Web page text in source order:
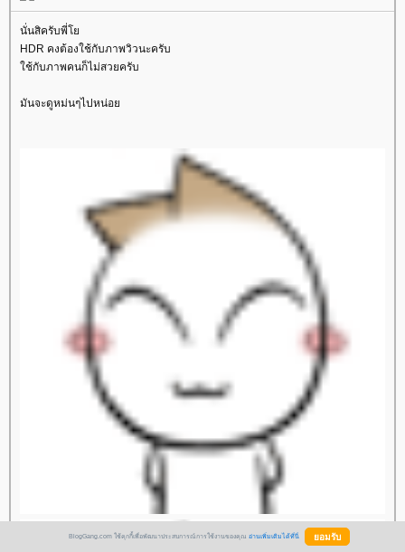
นั่นสิครับพี่
HDR คงต้องใช้กับภาพวิวนะครับ
ช้กับภาพคนก็ไม่สวยครับ
มันจะดูหม่นๆไปหน่อ
BlogGang.com ใช้คุกกี้เพื่อพัฒนาประสบการณ์การใช้งานของคุณ อ่านเพิ่มเติมได้ที่นี่